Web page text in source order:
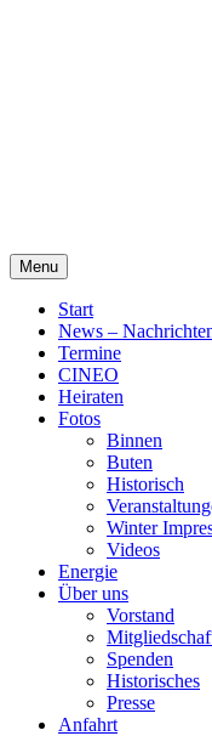
Menu
Start
News –
Termine
CINEO
Heiraten
Fotos
Binnen
Buten
Historisch
Winter
Videos
Energie
Über uns
Vorstand
Spenden
Historisches
Presse
Anfahrt